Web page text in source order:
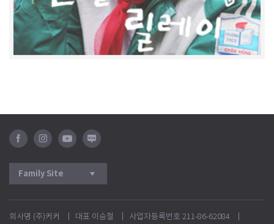
페
이
스
인
스
타
그
램
유
튜
브
블
로
그
회사명 (주)커커 대표 이승철 사업자등록번호 211-86-62084